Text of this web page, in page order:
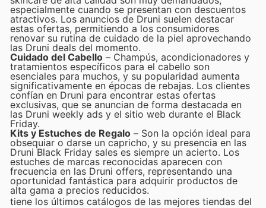
especialmente cuando se presentan con descuentos
atractivos. Los anuncios de Druni suelen destacar
estas ofertas, permitiendo a los consumidores
renovar su rutina de cuidado de la piel aprovechando
las Druni deals del momento.
Cuidado del Cabello – Champús, acondicionadores y
tratamientos específicos para el cabello son
esenciales para muchos, y su popularidad aumenta
significativamente en épocas de rebajas. Los clientes
confían en Druni para encontrar estas ofertas
exclusivas, que se anuncian de forma destacada en
las Druni weekly ads y el sitio web durante el Black
Friday.
Kits y Estuches de Regalo – Son la opción ideal para
obsequiar o darse un capricho, y su presencia en las
Druni Black Friday sales es siempre un acierto. Los
estuches de marcas reconocidas aparecen con
frecuencia en las Druni offers, representando una
oportunidad fantástica para adquirir productos de
alta gama a precios reducidos.
tiene los últimos catálogos de las mejores tiendas del